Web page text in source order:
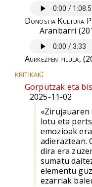
Donostia Kultura
Aranbarri
Aurkezpen pilula,
kritikak:
Gorputzak eta
2025-11-02
lotu eta
emozioak
adieraztean.
dira era
sumatu
elementu
ezarriak